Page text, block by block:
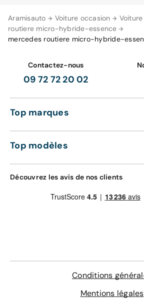
Aramisauto Voiture occasion
routiere micro-hybride-essence
mercedes routiere micro-hybride-
Contactez-nous
09 72 72 20 02
Top marques
Top modèles
Découvrez les avis de nos clients
Conditions
Mentions légales